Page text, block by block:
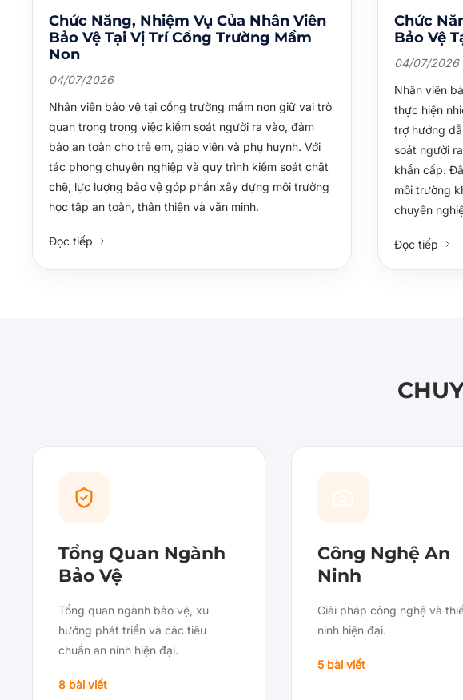
Chức Năng, Nhiệm Vụ Của Nhân Viên
Bảo Vệ Tại Vị Trí Cổng Trường Mầm
Non
04/07/2026
Nhân viên bảo vệ tại cổng trường mầm non giữ vai trò
quan trọng trong việc kiểm soát người ra vào, đảm
bảo an toàn cho trẻ em, giáo viên và phụ huynh. Với
tác phong chuyên nghiệp và quy trình kiểm soát chặt
chẽ, lực lượng bảo vệ góp phần xây dựng môi trường
học tập an toàn, thân thiện và văn minh.
Đọc tiếp
Chức
Bảo Vệ
04/07/2026
Nhân viên
thực hiện
trợ hướng
soát người
khẩn cấp.
môi trường
chuyên
Đọc tiếp
Tổng Quan Ngành
Bảo Vệ
Tổng quan ngành bảo vệ, xu
hướng phát triển và các tiêu
chuẩn an ninh hiện đại.
8 bài viết
Công Nghệ An
Ninh
Giải pháp công nghệ và
ninh hiện đại.
5 bài viết